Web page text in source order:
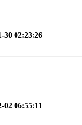
30 02:23:26
02 06:55:11